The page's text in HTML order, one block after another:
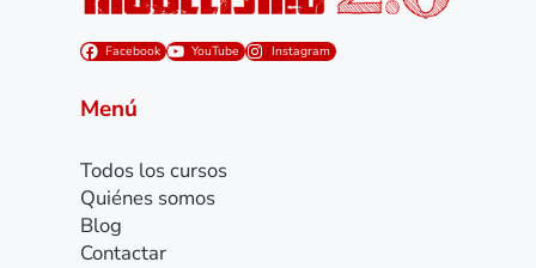
Facebook YouTube Instagram
Menú
Todos los cursos
Quiénes somos
Blog
Contactar